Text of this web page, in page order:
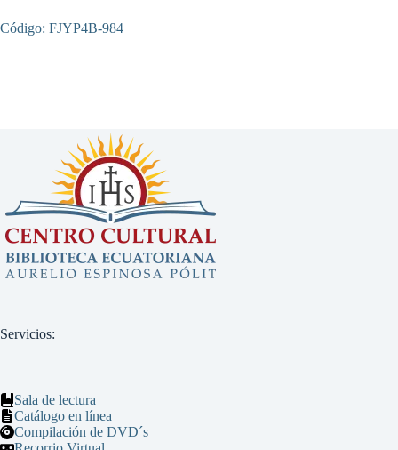
Código: FJYP4B-984
Servicios:
Sala de lectura
Catálogo en línea
Compilación de DVD´s